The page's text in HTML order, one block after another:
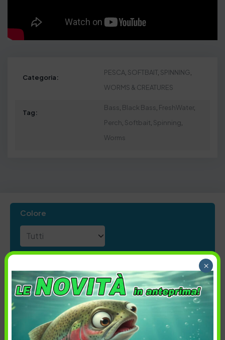
Categoria:
PESCA, SOFTBAIT, SPINNING
WORMS & CREATURES
Tag:
Bass Black Bass FreshWater,
Perch Softbait Spinning
Worms
Colore
Ordina per: Più recenti Colore Prezzo
×